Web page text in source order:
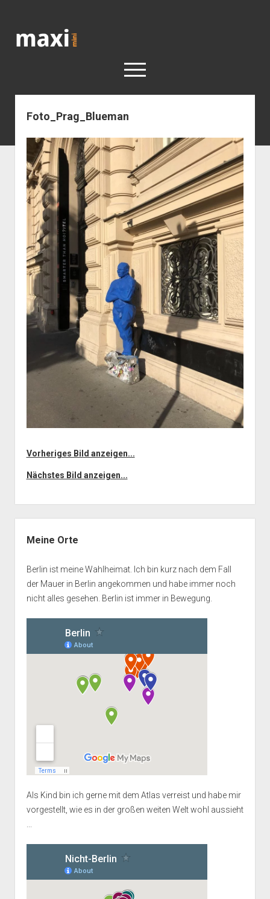
open
< work
Berlin
Kunst
Geschichte
open
dropdown
menu
Geschichte der Stadt Berlin
Impressum
Foto_Prag_Blueman
Vorheriges Bild anzeigen...
Nächstes Bild anzeigen...
Meine Orte
Berlin ist meine Wahlheimat. Ich bin kurz nach dem Fall
der Mauer in Berlin angekommen und habe immer noch
nicht alles gesehen. Berlin ist immer in Bewegung.
Als Kind bin ich gerne mit dem Atlas verreist und habe mir
vorgestellt, wie es in der großen weiten Welt wohl aussieht
...